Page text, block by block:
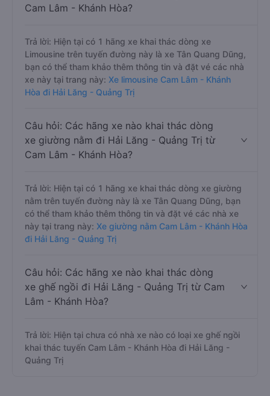
Cam Lâm - Khánh Hòa?
Trả lời: Hiện tại có 1 hãng xe khai thác dòng xe
Limousine trên tuyến đường này là xe Tân Quang Dũng,
bạn có thể tham khảo thêm thông tin và đặt vé các nhà
xe này tại trang này: Xe limousine Cam Lâm - Khánh
Hòa đi Hải Lăng - Quảng Trị
Câu hỏi: Các hãng xe nào khai thác dòng
xe giường nằm đi Hải Lăng - Quảng Trị từ
Cam Lâm - Khánh Hòa?
Trả lời: Hiện tại có 1 hãng xe khai thác dòng xe giường
nằm trên tuyến đường này là xe Tân Quang Dũng, bạn
có thể tham khảo thêm thông tin và đặt vé các nhà xe
này tại trang này: Xe giường nằm Cam Lâm - Khánh Hòa
đi Hải Lăng - Quảng Trị
Câu hỏi: Các hãng xe nào khai thác dòng
xe ghế ngồi đi Hải Lăng - Quảng Trị từ Cam
Lâm - Khánh Hòa?
Trả lời: Hiện tại chưa có nhà xe nào có loại xe ghế ngồi
khai thác tuyến Cam Lâm - Khánh Hòa đi Hải Lăng -
Quảng Trị